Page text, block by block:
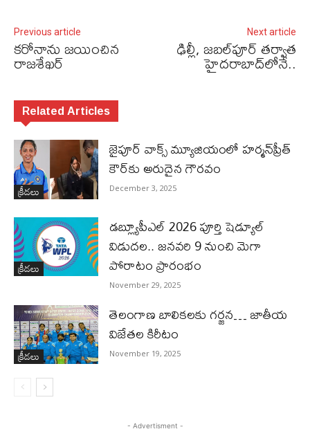
Previous article
కరోనాను జయించిన
రాజశేఖర్‌
Next article
ఢిల్లీ, జబల్‌పూర్ తర్వాత
హైదరాబాద్‌లోనే..
Related Articles
క్రీడలు
జైపూర్ వాక్స్ మ్యూజియంలో హర్మన్‌ప్రీత్
కౌర్‌కు అరుదైన గౌరవం
December 3, 2025
క్రీడలు
డబ్ల్యూపీఎల్ 2026 పూర్తి షెడ్యూల్
విడుదల.. జనవరి 9 నుంచి మెగా
పోరాటం ప్రారంభం
November 29, 2025
క్రీడలు
తెలంగాణ బాలికలకు గర్జన… జాతీయ
విజేతల కిరీటం
November 19, 2025
- Advertisment -